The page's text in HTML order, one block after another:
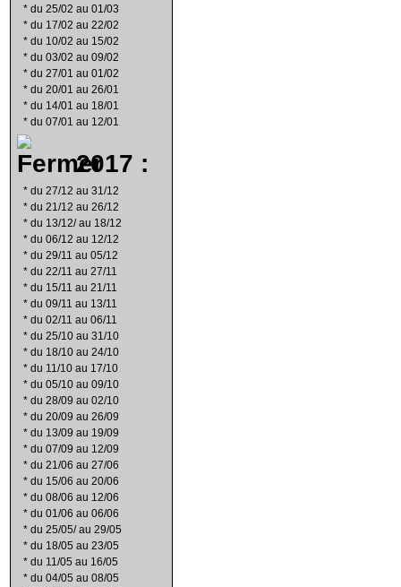
* du 25/02 au 01/03
* du 17/02 au 22/02
* du 10/02 au 15/02
* du 03/02 au 09/02
* du 27/01 au 01/02
* du 20/01 au 26/01
* du 14/01 au 18/01
* du 07/01 au 12/01
2017 :
* du 27/12 au 31/12
* du 21/12 au 26/12
* du 13/12/ au 18/12
* du 06/12 au 12/12
* du 29/11 au 05/12
* du 22/11 au 27/11
* du 15/11 au 21/11
* du 09/11 au 13/11
* du 02/11 au 06/11
* du 25/10 au 31/10
* du 18/10 au 24/10
* du 11/10 au 17/10
* du 05/10 au 09/10
* du 28/09 au 02/10
* du 20/09 au 26/09
* du 13/09 au 19/09
* du 07/09 au 12/09
* du 21/06 au 27/06
* du 15/06 au 20/06
* du 08/06 au 12/06
* du 01/06 au 06/06
* du 25/05/ au 29/05
* du 18/05 au 23/05
* du 11/05 au 16/05
* du 04/05 au 08/05